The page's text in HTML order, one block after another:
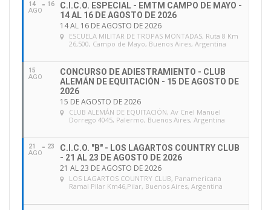
14
AGO
16
C.I.C.O. ESPECIAL - EMTM CAMPO DE MAYO -
14 AL 16 DE AGOSTO DE 2026
14 AL 16 DE AGOSTO DE 2026
ESCUELA MILITAR DE TROPAS MONTADAS, Ruta 8 Km
26,500, Campo de Mayo, Buenos Aires, Argentina
15
AGO
CONCURSO DE ADIESTRAMIENTO - CLUB
ALEMÁN DE EQUITACIÓN - 15 DE AGOSTO DE
2026
15 DE AGOSTO DE 2026
CLUB ALEMÁN DE EQUITACIÓN, Av Cnel Manuel
Dorrego 4045, Palermo, Buenos Aires, Argentina
21
AGO
23
C.I.C.O. "B" - LOS LAGARTOS COUNTRY CLUB
- 21 AL 23 DE AGOSTO DE 2026
21 AL 23 DE AGOSTO DE 2026
LOS LAGARTOS COUNTRY CLUB, Panamericana
Ramal Pilar Km46,Pilar, Buenos Aires, Argentina